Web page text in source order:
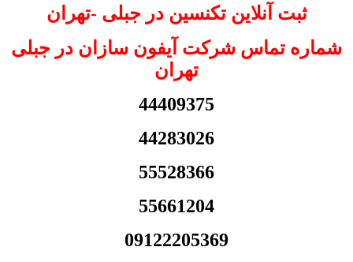
ثبت آنلاین تکنسین در جبلی -تهران
شماره تماس شرکت آیفون سازان در جبلی
تهران
44409375
44283026
55528366
55661204
09122205369